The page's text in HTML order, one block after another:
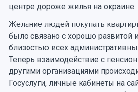
центре дороже жилья на окраине.
Желание людей покупать
было связано с хорошо развитой
близостью всех
Теперь взаимодействие с
другими организациями
Госуслуги, личные кабинеты на